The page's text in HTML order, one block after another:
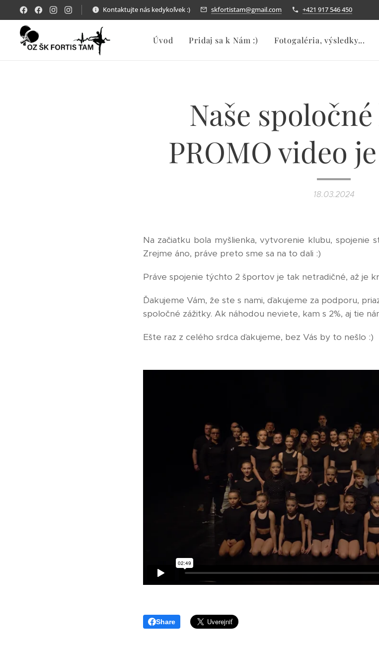
Kontaktujte nás kedykoľvek :) skfortistam@gmail.com +421 917 546 450
Úvod Pridaj sa k Nám :) Fotogaléria, výsledky...
Naše
PROMO video
18.03.2024
Na začiatku bola myšlienka, vytvorenie klubu, spojenie
Zrejme áno, práve preto sme sa na to dali :)
Práve spojenie týchto 2 športov je tak netradičné, až je
Ďakujeme Vám, že ste s nami, ďakujeme za podporu,
spoločné zážitky. Ak náhodou neviete, kam s 2%, aj tie
Ešte raz z celého srdca ďakujeme, bez Vás by to nešlo :)
Share